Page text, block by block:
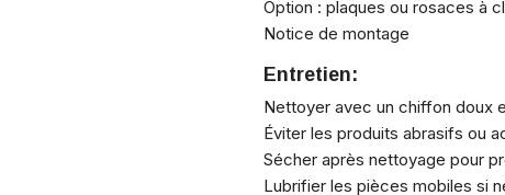
Option : plaques ou rosaces à
Notice de montage
Entretien:
Nettoyer avec un chiffon doux
Éviter les produits abrasifs ou
Sécher après nettoyage pour
Lubrifier les pièces mobiles si